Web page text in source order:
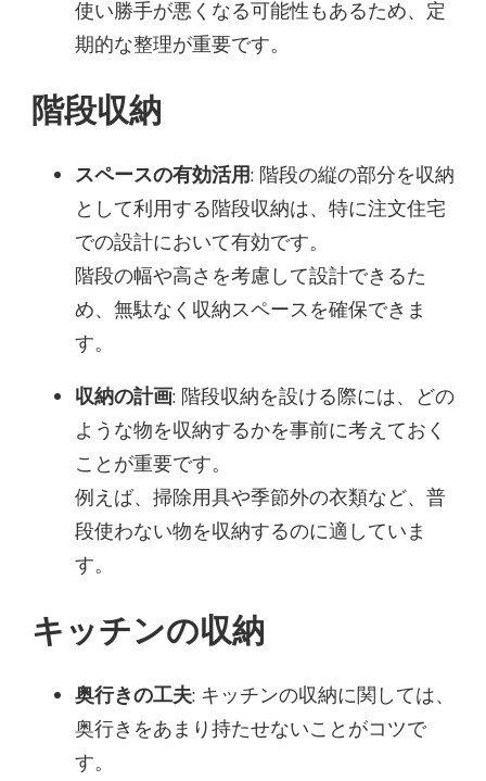
使い勝手が悪くなる可能性もあるため、定
期的な整理が重要です。
階段収納
スペースの有効活用: 階段の縦の部分を収納
として利用する階段収納は、特に注文住宅
での設計において有効です。
階段の幅や高さを考慮して設計できるた
め、無駄なく収納スペースを確保できま
す。
収納の計画: 階段収納を設ける際には、どの
ような物を収納するかを事前に考えておく
ことが重要です。
例えば、掃除用具や季節外の衣類など、普
段使わない物を収納するのに適していま
す。
キッチンの収納
奥行きの工夫: キッチンの収納に関しては、
奥行きをあまり持たせないことがコツで
す。